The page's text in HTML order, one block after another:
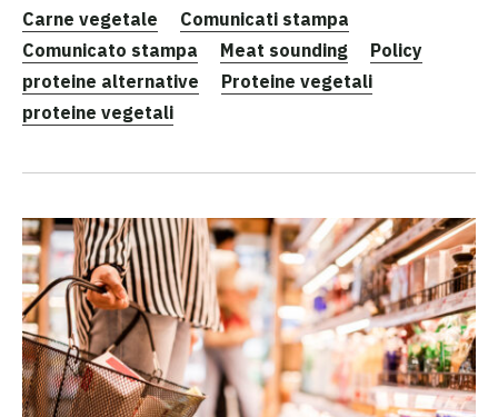
Carne vegetale
Comunicati stampa
Comunicato stampa
Meat sounding
Policy
proteine alternative
Proteine vegetali
proteine vegetali